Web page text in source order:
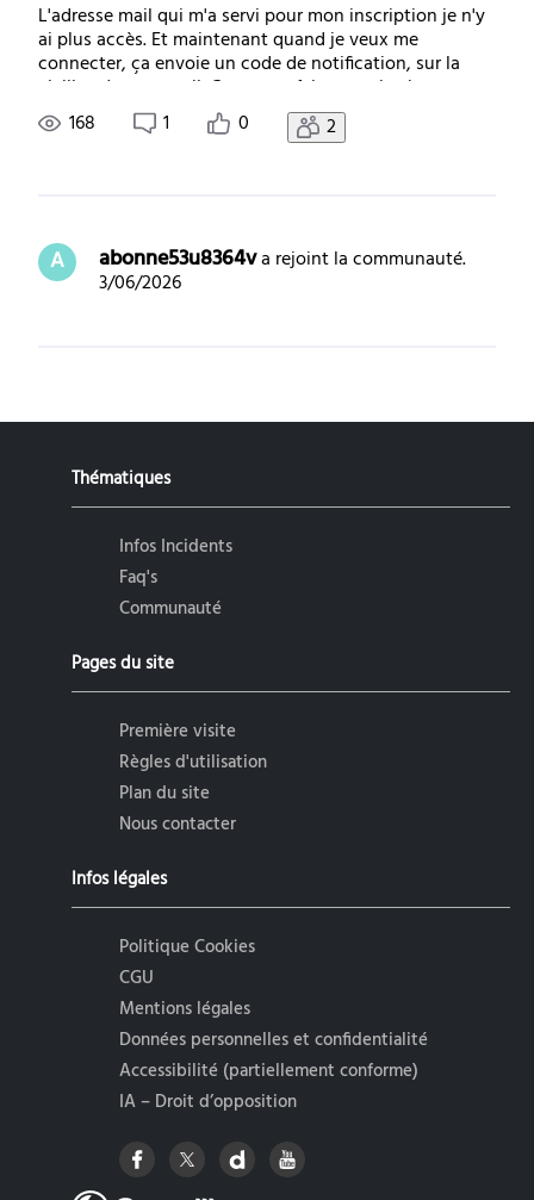
L'adresse mail qui m'a servi pour mon inscription je n'y
ai plus accès. Et maintenant quand je veux me
connecter, ça envoie un code de notification, sur la
vieille adresse email. Comment faire pour la changer et
mettre ma nouvelle adresse email ?
168 1 0 2
A abonne53u8364v a rejoint la communauté.
3/06/2026
Thématiques
Infos Incidents
Faq's
Communauté
Pages du site
Première visite
Règles d'utilisation
Plan du site
Nous contacter
Infos légales
Politique Cookies
CGU
Mentions légales
Données personnelles et confidentialité
Accessibilité (partiellement conforme)
IA – Droit d’opposition